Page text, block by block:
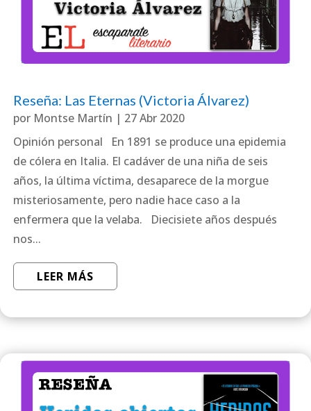
Reseña: Las Eternas (Victoria Álvarez)
por Montse Martín | 27 Abr 2020
Opinión personal En 1891 se produce una epidemia
de cólera en Italia. El cadáver de una niña de seis
años, la última víctima, desaparece de la morgue
misteriosamente, pero nadie hace caso a la
enfermera que la velaba. Diecisiete años después
nos...
LEER MÁS